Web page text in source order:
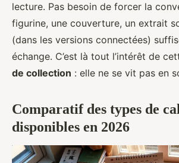
lecture. Pas besoin de forcer la
figurine, une couverture, un extrait
(dans les versions connectées)
échange. C’est là tout l’intérêt de
de collection : elle ne se vit pas en
Comparatif des types de
disponibles en 2026